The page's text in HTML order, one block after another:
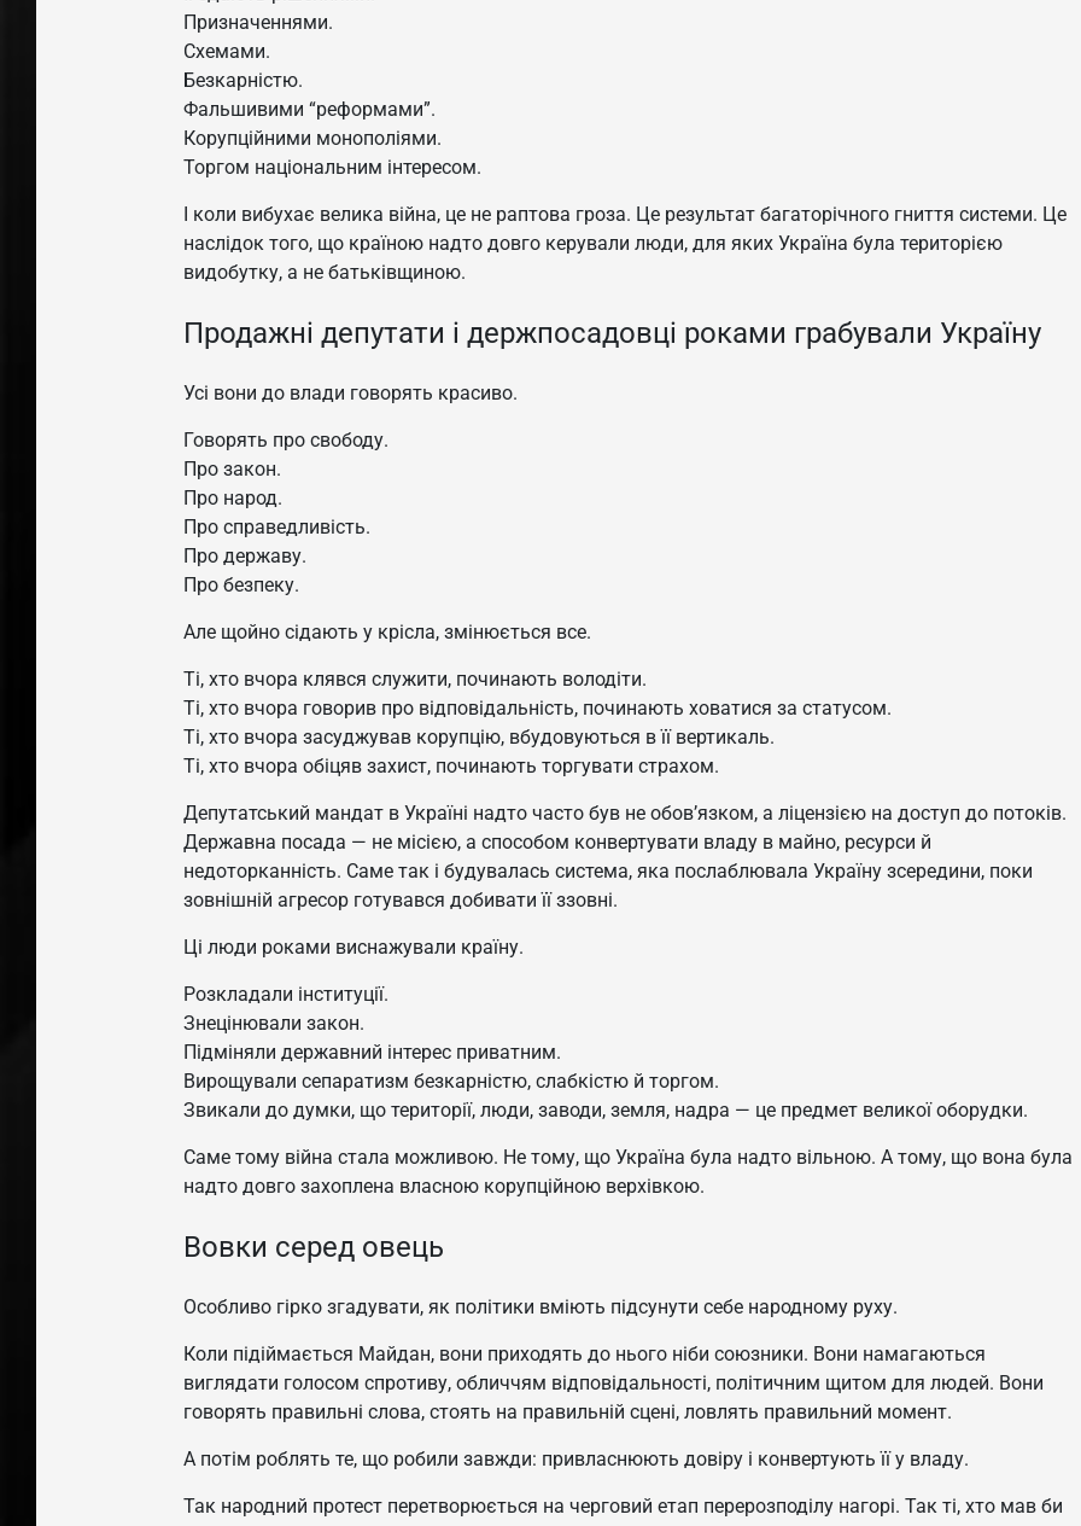
Призначеннями.
Схемами.
Безкарністю.
Фальшивими “реформами”.
Корупційними монополіями.
Торгом національним інтересом.
І коли вибухає велика війна, це не раптова гроза. Це результат багаторічного гниття системи. Це
наслідок того, що країною надто довго керували люди, для яких Україна була територією
видобутку, а не батьківщиною.
Продажні депутати і держпосадовці роками грабували Україну
Усі вони до влади говорять красиво.
Говорять про свободу.
Про закон.
Про народ.
Про справедливість.
Про державу.
Про безпеку.
Але щойно сідають у крісла, змінюється все.
Ті, хто вчора клявся служити, починають володіти.
Ті, хто вчора говорив про відповідальність, починають ховатися за статусом.
Ті, хто вчора засуджував корупцію, вбудовуються в її вертикаль.
Ті, хто вчора обіцяв захист, починають торгувати страхом.
Депутатський мандат в Україні надто часто був не обов’язком, а ліцензією на доступ до потоків.
Державна посада — не місією, а способом конвертувати владу в майно, ресурси й
недоторканність. Саме так і будувалась система, яка послаблювала Україну зсередини, поки
зовнішній агресор готувався добивати її ззовні.
Ці люди роками виснажували країну.
Розкладали інституції.
Знецінювали закон.
Підміняли державний інтерес приватним.
Вирощували сепаратизм безкарністю, слабкістю й торгом.
Звикали до думки, що території, люди, заводи, земля, надра — це предмет великої оборудки.
Саме тому війна стала можливою. Не тому, що Україна була надто вільною. А тому, що вона була
надто довго захоплена власною корупційною верхівкою.
Вовки серед овець
Особливо гірко згадувати, як політики вміють підсунути себе народному руху.
Коли підіймається Майдан, вони приходять до нього ніби союзники. Вони намагаються
виглядати голосом спротиву, обличчям відповідальності, політичним щитом для людей. Вони
говорять правильні слова, стоять на правильній сцені, ловлять правильний момент.
А потім роблять те, що робили завжди: привласнюють довіру і конвертують її у владу.
Так народний протест перетворюється на черговий етап перерозподілу нагорі. Так ті, хто мав би